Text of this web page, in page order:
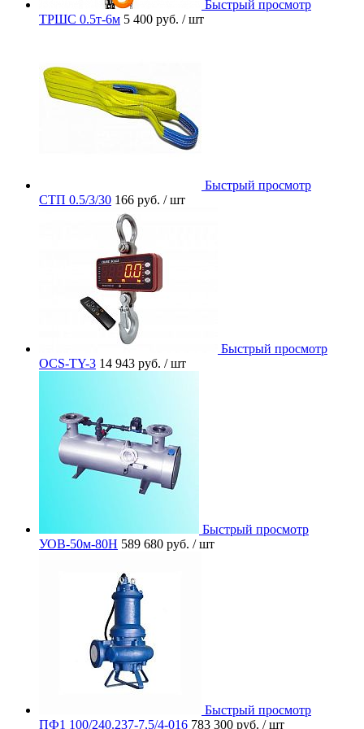
Быстрый просмотр
ТРШС 0.5т-6м 5 400 руб. / шт
Быстрый просмотр
СТП 0.5/3/30 166 руб. / шт
Быстрый просмотр
OCS-TY-3 14 943 руб. / шт
Быстрый просмотр
УОВ-50м-80Н 589 680 руб. / шт
Быстрый просмотр
ПФ1 100/240.237-7,5/4-016 783 300 руб. / шт